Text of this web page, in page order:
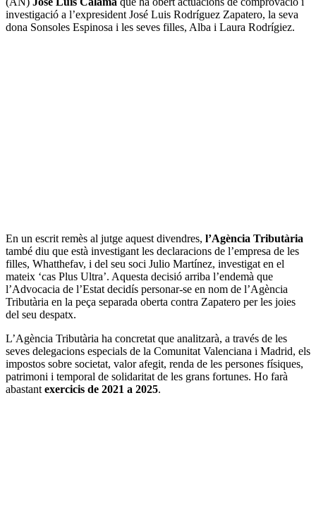
investigació a l’expresident José Luis Rodríguez Zapatero, la seva
dona Sonsoles Espinosa i les seves filles, Alba i Laura Rodrígiez.
En un escrit remès al jutge aquest divendres, l’Agència Tributària
també diu que està investigant les declaracions de l’empresa de les
filles, Whatthefav, i del seu soci Julio Martínez, investigat en el
mateix ‘cas Plus Ultra’. Aquesta decisió arriba l’endemà que
l’Advocacia de l’Estat decidís personar-se en nom de l’Agència
Tributària en la peça separada oberta contra Zapatero per les joies
del seu despatx.
L’Agència Tributària ha concretat que analitzarà, a través de les
seves delegacions especials de la Comunitat Valenciana i Madrid, els
impostos sobre societat, valor afegit, renda de les persones físiques,
patrimoni i temporal de solidaritat de les grans fortunes. Ho farà
abastant exercicis de 2021 a 2025.